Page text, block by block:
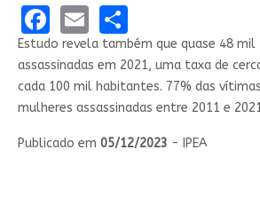
Facebook
EmailShare
Estudo revela também que quase 48
assassinadas em 2021, uma taxa de
cada 100 mil habitantes. 77% das
mulheres assassinadas entre 2011 e
Publicado em 05/12/2023 - IPEA